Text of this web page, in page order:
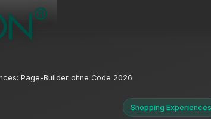
Page-Builder ohne Code 2026
Shopping Experiences